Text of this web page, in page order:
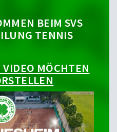
BEIM SVS
TENNIS
MÖCHTEN